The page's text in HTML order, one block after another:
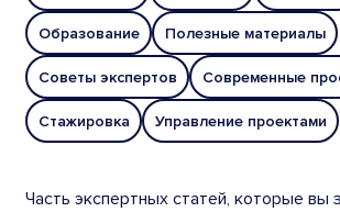
Образование Полезные материалы
Советы экспертов Современные
Стажировка Управление проектами
Часть экспертных статей, которые вы